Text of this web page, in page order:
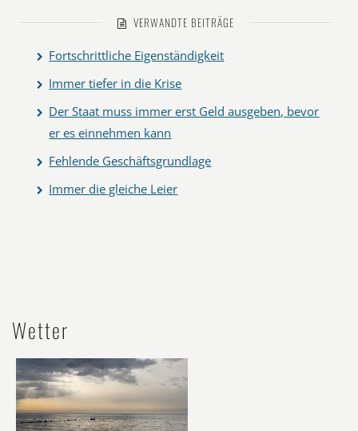
VERWANDTE BEITRÄGE
Fortschrittliche Eigenständigkeit
Immer tiefer in die Krise
Der Staat muss immer erst Geld ausgeben, bevor
er es einnehmen kann
Fehlende Geschäftsgrundlage
Immer die gleiche Leier
Wetter